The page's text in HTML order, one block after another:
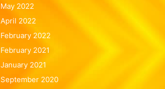
May 2022
April 2022
February 2022
February 2021
January 2021
September 2020